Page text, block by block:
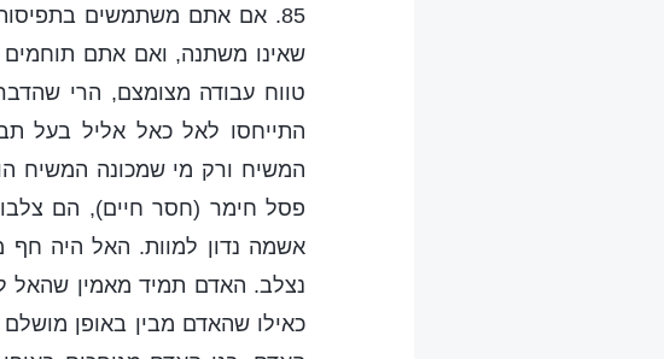
85. אם אתם משתמשים
שאינו משתנה, ואם אתם תוחמים
טווח עבודה מצומצם, הרי
התייחסו לאל כאל אליל בעל
המשיח ורק מי שמכונה המשיח
פסל חימר (חסר חיים), הם
אשמה נדון למוות. האל היה חף
נצלב. האדם תמיד מאמין שהאל
כאילו שהאדם מבין באופן